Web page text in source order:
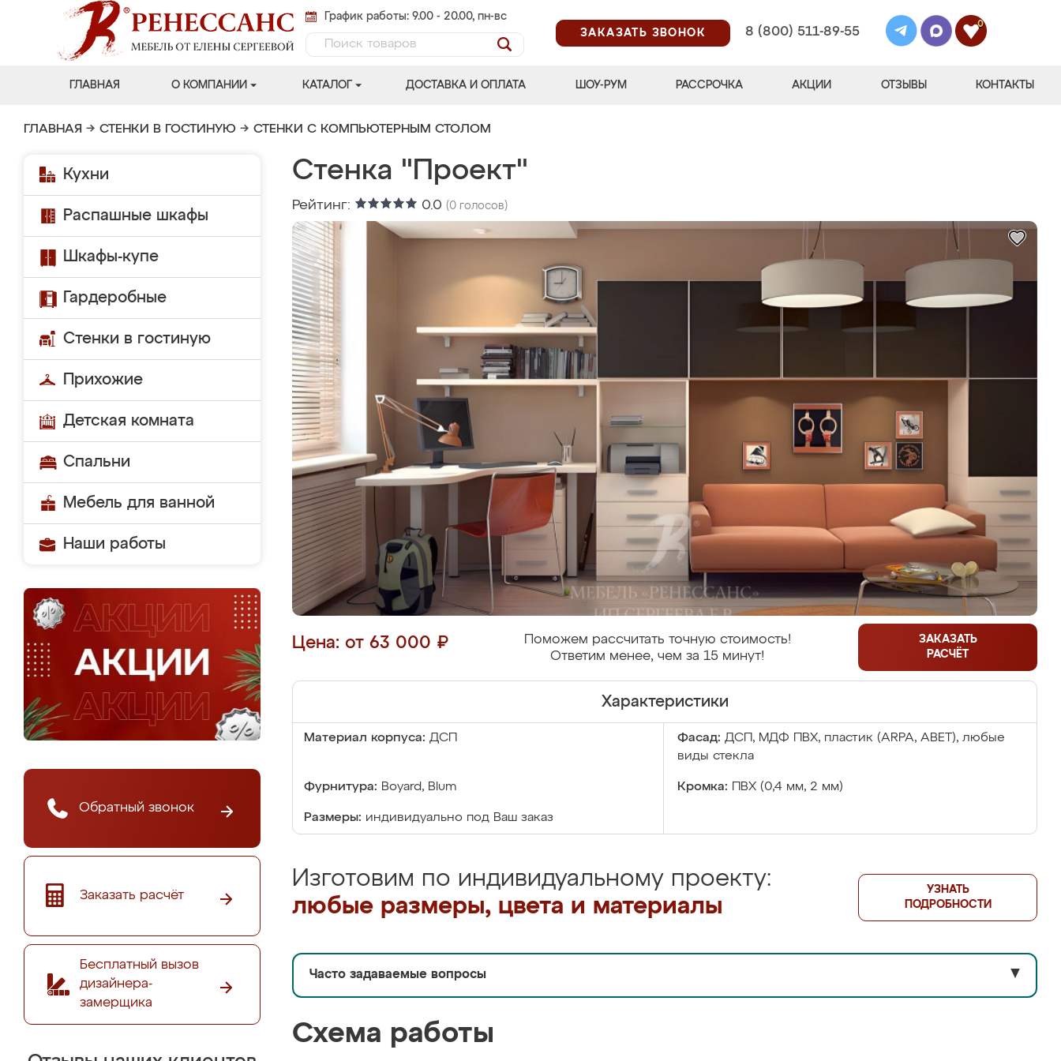
График работы: 9.00 - 20.00, пн-вс
ЗАКАЗАТЬ ЗВОНОК
8 (800) 511-89-55
0
ГЛАВНАЯ О КОМПАНИИ КАТАЛОГ ДОСТАВКА И ОПЛАТА ШОУ-РУМ РАССРОЧКА АКЦИИ ОТЗЫВЫ КОНТАКТЫ
ГЛАВНАЯ → СТЕНКИ В ГОСТИНУЮ → СТЕНКИ С КОМПЬЮТЕРНЫМ СТОЛОМ
Кухни
Распашные шкафы
Шкафы-купе
Гардеробные
Стенки в гостиную
Прихожие
Детская комната
Спальни
Мебель для ванной
Наши работы
Обратный звонок
Заказать расчёт
Бесплатный вызов
дизайнера-
замерщика
Стенка "Проект"
Рейтинг: 0.0 (0 голосов)
Цена: от 63 000 ₽
Поможем рассчитать точную стоимость!
Ответим менее, чем за 15 минут!
ЗАКАЗАТЬ
РАСЧЁТ
Характеристики
Материал корпуса: ДСП Фасад: ДСП, МДФ ПВХ, пластик (ARPA, ABET), любые
виды стекла
Фурнитура: Boyard, Blum Кромка: ПВХ (0,4 мм, 2 мм)
Размеры: индивидуально под Ваш заказ
Изготовим по индивидуальному проекту:
любые размеры, цвета и материалы
УЗНАТЬ
ПОДРОБНОСТИ
Часто задаваемые вопросы ▼
Схема работы